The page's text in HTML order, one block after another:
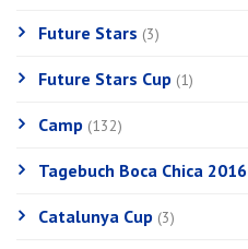
Future Stars (3)
Future Stars Cup (1)
Camp (132)
Tagebuch Boca Chica 2016
Catalunya Cup (3)